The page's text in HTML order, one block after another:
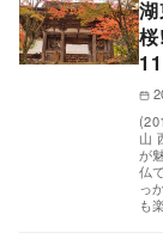
山
が
仏
っ
も